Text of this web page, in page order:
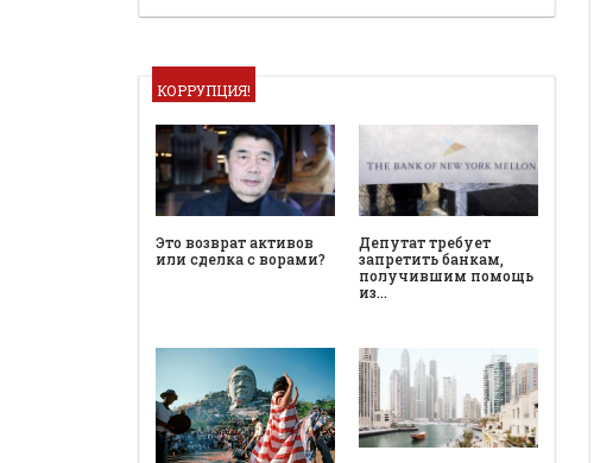
КОРРУПЦИЯ!
Это возврат активов
или сделка с ворами?
Депутат требует
запретить банкам,
получившим помощь
из…